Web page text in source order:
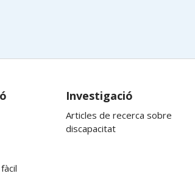
Investigació
Articles de recerca sobre
discapacitat